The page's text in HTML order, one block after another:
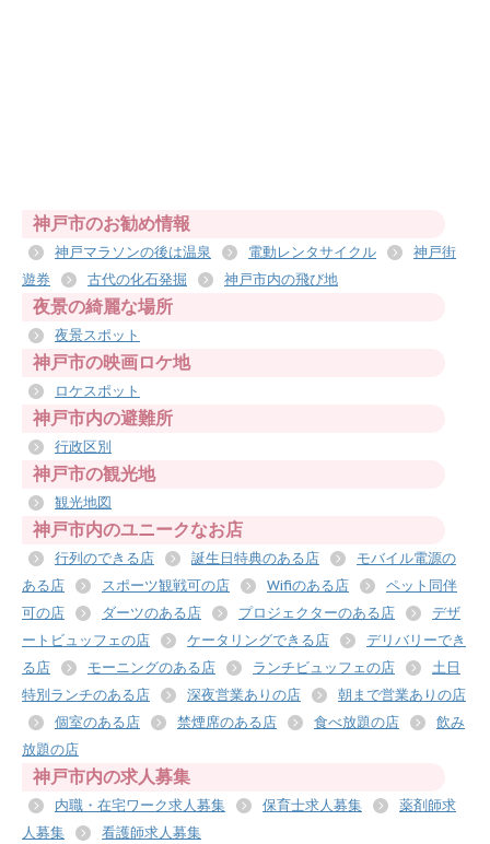
神戸市のお勧め情報
神戸マラソンの後は温泉 電動レンタサイクル
神戸街
遊券
古代の化石発掘 神戸市内の飛び地
夜景の綺麗な場所
夜景スポット
神戸市の映画ロケ地
ロケスポット
神戸市内の避難所
行政区別
神戸市の観光地
観光地図
神戸市内のユニークなお店
行列のできる店 誕生日特典のある店
モバイル電源の
ある店
スポーツ観戦可の店 Wifiのある店
ペット同伴
可の店
ダーツのある店 プロジェクターのある店
デザ
ートビュッフェの店
ケータリングできる店
デリバリーでき
る店
モーニングのある店 ランチビュッフェの店
土日
特別ランチのある店
深夜営業ありの店
朝まで営業ありの店
個室のある店
禁煙席のある店 食べ放題の店
飲み
放題の店
神戸市内の求人募集
内職・在宅ワーク求人募集 保育士求人募集
薬剤師求
人募集
看護師求人募集